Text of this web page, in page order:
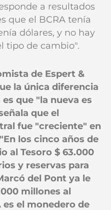
a resultados
que el BCRA tenía
dólares, y no hay
tipo de cambio".
de Espert &
la única diferencia
que "la nueva es
que el
fue "creciente" en
los cinco años de
al Tesoro $ 63.000
y reservas para
del Pont ya le
millones al
es el monedero de